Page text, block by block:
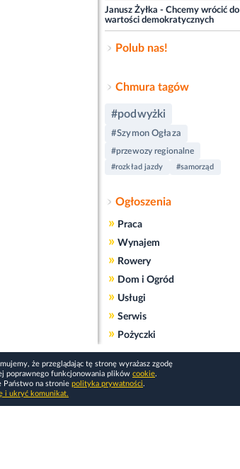
Janusz Żyłka - Chcemy wrócić do
wartości demokratycznych
Polub nas!
Chmura tagów
#podwyżki
#Szymon Ogłaza
#przewozy regionalne
#rozkład jazdy #samorząd
Ogłoszenia
» Praca
» Wynajem
» Rowery
» Dom i Ogród
» Usługi
» Serwis
» Pożyczki
że przeglądając tę stronę wyrażasz zgodę
poprawnego funkcjonowania plików cookie.
Państwo na stronie polityka prywatności.
i ukryć komunikat.